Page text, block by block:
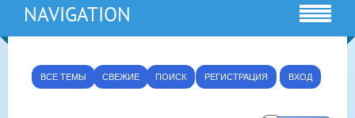
NAVIGATION
ВСЕ ТЕМЫ СВЕЖИЕ ПОИСК РЕГИСТРАЦИЯ ВХОД